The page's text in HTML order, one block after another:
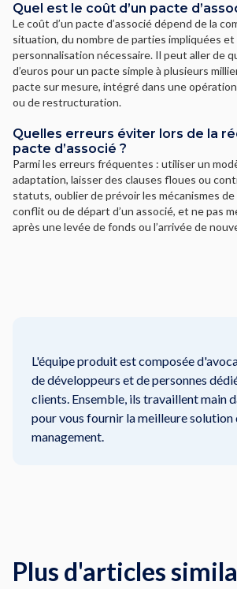
Quel est le coût d’un pacte
Le coût d’un pacte d’associé dépend de la
situation, du nombre de parties impliquées et
personnalisation nécessaire. Il peut aller de
d’euros pour un pacte simple à plusieurs
pacte sur mesure, intégré dans une
ou de restructuration.
Quelles erreurs éviter lors de la
pacte d’associé ?
Parmi les erreurs fréquentes : utiliser un
adaptation, laisser des clauses floues ou
statuts, oublier de prévoir les mécanismes
conflit ou de départ d’un associé, et ne pas
après une levée de fonds ou l’arrivée de
L'équipe produit est composée
de développeurs et de personnes
clients. Ensemble, ils travaillent main
pour vous fournir la meilleure
management.
Plus d'articles